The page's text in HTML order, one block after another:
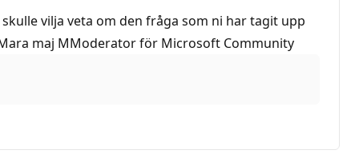
vilja veta om den fråga som ni har tagit upp
maj MModerator för Microsoft Community